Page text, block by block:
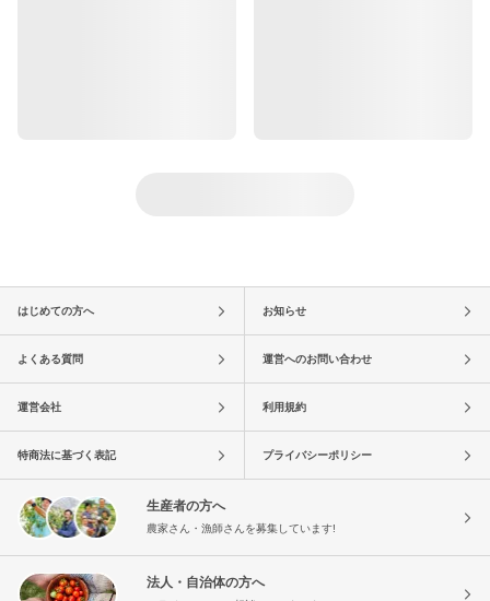
はじめての方へ お知らせ
よくある質問 運営へのお問い合わせ
運営会社 利用規約
特商法に基づく表記 プライバシーポリシー
生産者の方へ
農家さん・漁師さんを募集しています!
法人・自治体の方へ